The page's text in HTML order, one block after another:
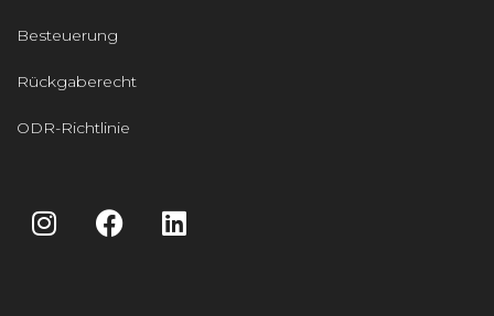
Besteuerung
Rückgaberecht
ODR-Richtlinie